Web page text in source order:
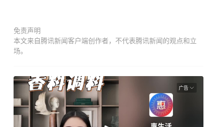
免责声明
本文来自腾讯新闻客户端创作者，不代表腾讯新闻的观点和立
场。
广告